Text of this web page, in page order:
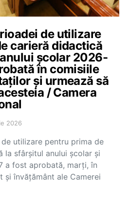
de utilizare
carieră didactică
școlar 2026-
în comisiile
și urmează să
/ Camera
2026
utilizare pentru prima de
la sfârșitul anului școlar și
a fost aprobată, marți, în
și învățământ ale Camerei